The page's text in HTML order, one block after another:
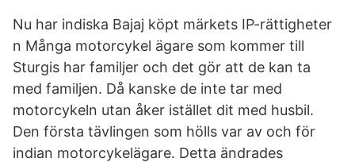
Nu har indiska Bajaj köpt märkets IP-rättigheter
n Många motorcykel ägare som kommer till
Sturgis har familjer och det gör att de kan ta
med familjen. Då kanske de inte tar med
motorcykeln utan åker istället dit med husbil.
Den första tävlingen som hölls var av och för
indian motorcykelägare. Detta ändrades